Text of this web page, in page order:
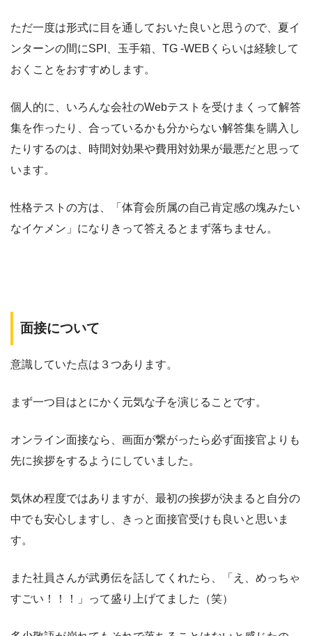
ただ一度は形式に目を通しておいた良いと思うので、夏イ
ンターンの間にSPI、玉手箱、TG -WEBくらいは経験して
おくことをおすすめします。
個人的に、いろんな会社のWebテストを受けまくって解答
集を作ったり、合っているかも分からない解答集を購入し
たりするのは、時間対効果や費用対効果が最悪だと思って
います。
性格テストの方は、「体育会所属の自己肯定感の塊みたい
なイケメン」になりきって答えるとまず落ちません。
面接について
意識していた点は３つあります。
まず一つ目はとにかく元気な子を演じることです。
オンライン面接なら、画面が繋がったら必ず面接官よりも
先に挨拶をするようにしていました。
気休め程度ではありますが、最初の挨拶が決まると自分の
中でも安心しますし、きっと面接官受けも良いと思いま
す。
また社員さんが武勇伝を話してくれたら、「え、めっちゃ
すごい！！！」って盛り上げてました（笑）